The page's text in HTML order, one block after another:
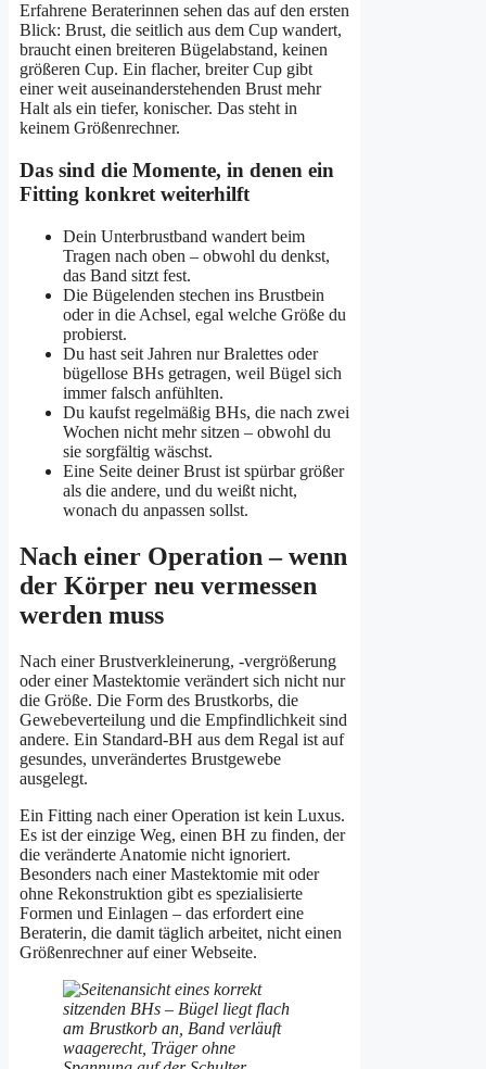
Erfahrene Beraterinnen sehen das auf den ersten
Blick: Brust, die seitlich aus dem Cup wandert,
braucht einen breiteren Bügelabstand, keinen
größeren Cup. Ein flacher, breiter Cup gibt
einer weit auseinanderstehenden Brust mehr
Halt als ein tiefer, konischer. Das steht in
keinem Größenrechner.
Das sind die Momente, in denen ein
Fitting konkret weiterhilft
Dein Unterbrustband wandert beim
Tragen nach oben – obwohl du denkst,
das Band sitzt fest.
Die Bügelenden stechen ins Brustbein
oder in die Achsel, egal welche Größe du
probierst.
Du hast seit Jahren nur Bralettes oder
bügellose BHs getragen, weil Bügel sich
immer falsch anfühlten.
Du kaufst regelmäßig BHs, die nach zwei
Wochen nicht mehr sitzen – obwohl du
sie sorgfältig wäschst.
Eine Seite deiner Brust ist spürbar größer
als die andere, und du weißt nicht,
wonach du anpassen sollst.
Nach einer Operation – wenn
der Körper neu vermessen
werden muss
Nach einer Brustverkleinerung, -vergrößerung
oder einer Mastektomie verändert sich nicht nur
die Größe. Die Form des Brustkorbs, die
Gewebeverteilung und die Empfindlichkeit sind
andere. Ein Standard-BH aus dem Regal ist auf
gesundes, unverändertes Brustgewebe
ausgelegt.
Ein Fitting nach einer Operation ist kein Luxus.
Es ist der einzige Weg, einen BH zu finden, der
die veränderte Anatomie nicht ignoriert.
Besonders nach einer Mastektomie mit oder
ohne Rekonstruktion gibt es spezialisierte
Formen und Einlagen – das erfordert eine
Beraterin, die damit täglich arbeitet, nicht einen
Größenrechner auf einer Webseite.